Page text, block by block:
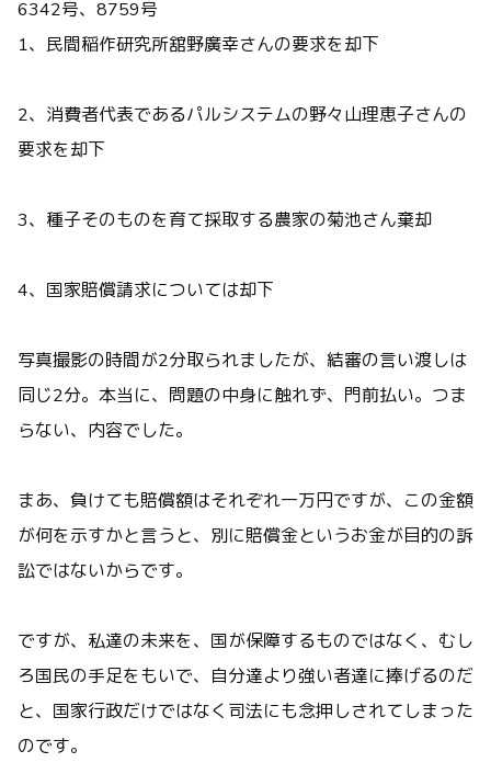
6342号、8759号
1、民間稲作研究所舘野廣幸さんの要求を却下
2、消費者代表であるパルシステムの野々山理恵子さんの
要求を却下
3、種子そのものを育て採取する農家の菊池さん棄却
4、国家賠償請求については却下
写真撮影の時間が2分取られましたが、結審の言い渡しは
同じ2分。本当に、問題の中身に触れず、門前払い。つま
らない、内容でした。
まあ、負けても賠償額はそれぞれ一万円ですが、この金額
が何を示すかと言うと、別に賠償金というお金が目的の訴
訟ではないからです。
ですが、私達の未来を、国が保障するものではなく、むし
ろ国民の手足をもいで、自分達より強い者達に捧げるのだ
と、国家行政だけではなく司法にも念押しされてしまった
のです。